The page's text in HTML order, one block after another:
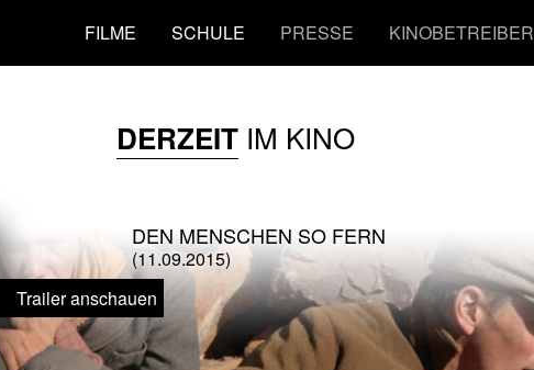
FILME SCHULE PRESSE KINOBETREIBER
DERZEITIM KINO
DEN MENSCHEN SO FERN
(11.09.2015)
Trailer anschauen